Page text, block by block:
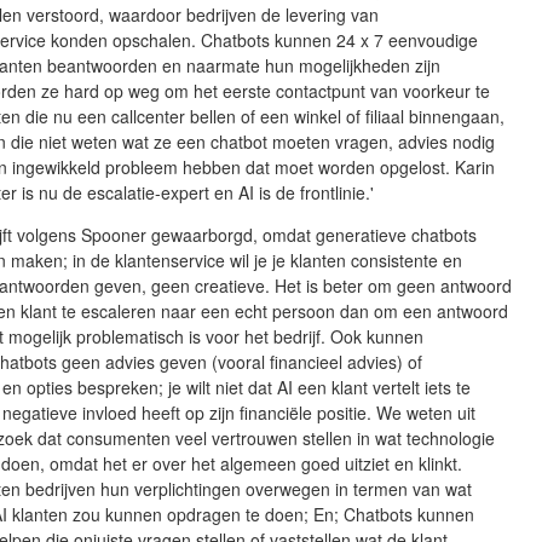
verstoord, waardoor bedrijven de levering van
konden opschalen. Chatbots kunnen 24 x 7 eenvoudige
beantwoorden en naarmate hun mogelijkheden zijn
ze hard op weg om het eerste contactpunt van voorkeur te
die nu een callcenter bellen of een winkel of filiaal binnengaan,
die niet weten wat ze een chatbot moeten vragen, advies nodig
ingewikkeld probleem hebben dat moet worden opgelost. Karin
is nu de escalatie-expert en AI is de frontlinie.'
volgens Spooner gewaarborgd, omdat generatieve chatbots
maken; in de klantenservice wil je je klanten consistente en
geven, geen creatieve. Het is beter om geen antwoord
klant te escaleren naar een echt persoon dan om een antwoord
mogelijk problematisch is voor het bedrijf. Ook kunnen
geen advies geven (vooral financieel advies) of
opties bespreken; je wilt niet dat AI een klant vertelt iets te
invloed heeft op zijn financiële positie. We weten uit
dat consumenten veel vertrouwen stellen in wat technologie
omdat het er over het algemeen goed uitziet en klinkt.
bedrijven hun verplichtingen overwegen in termen van wat
klanten zou kunnen opdragen te doen; En; Chatbots kunnen